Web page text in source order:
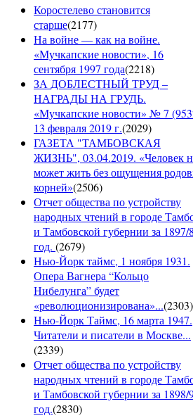
Коростелево становится
старше(2177)
На войне — как на войне.
«Мучкапские новости», 16
сентября 1997 года(2218)
ЗА ДОБЛЕСТНЫЙ ТРУД –
НАГРАДЫ НА ГРУДЬ.
«Мучкапские новости» № 7
13 февраля 2019 г.(2029)
ГАЗЕТА "ТАМБОВСКАЯ
ЖИЗНЬ", 03.04.2019. «Человек
может жить без ощущения
корней»(2506)
Отчет общества по устройству
народных чтений в городе
и Тамбовской губернии за 1897/8
год. (2679)
Нью-Йорк таймс, 1 ноября 1931.
Опера Вагнера “Кольцо
Нибелунга” будет
«революционизирована»...(2303)
Нью-Йорк Таймс, 16 марта 1947.
Читатели и писатели в Москве...
(2339)
Отчет общества по устройству
народных чтений в городе
и Тамбовской губернии за 1898/
год.(2830)